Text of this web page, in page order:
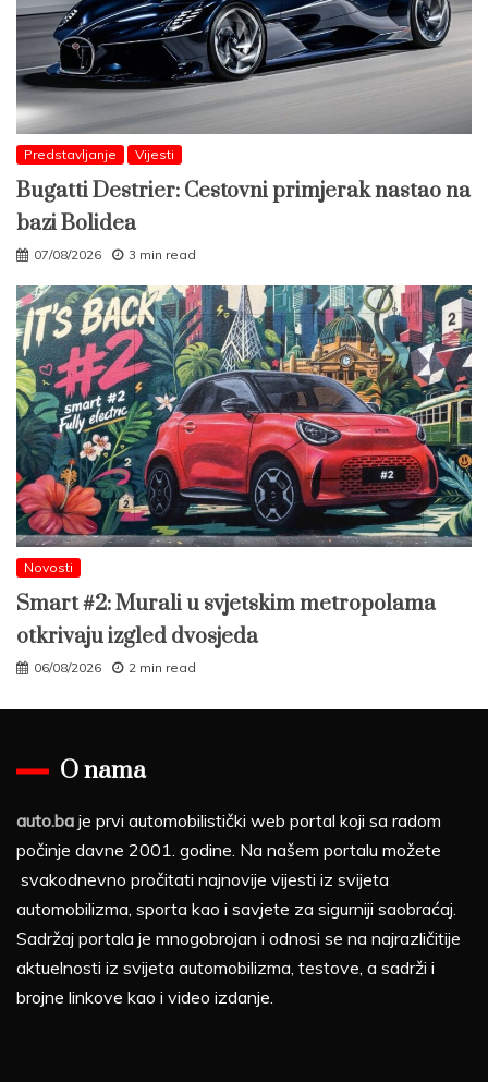
Predstavljanje Vijesti
Bugatti Destrier: Cestovni primjerak nastao na
bazi Bolidea
07/08/2026 3 min read
Novosti
Smart #2: Murali u svjetskim metropolama
otkrivaju izgled dvosjeda
06/08/2026 2 min read
O nama
auto.ba je prvi automobilistički web portal koji sa radom
počinje davne 2001. godine. Na našem portalu možete
svakodnevno pročitati najnovije vijesti iz svijeta
automobilizma, sporta kao i savjete za sigurniji saobraćaj.
Sadržaj portala je mnogobrojan i odnosi se na najrazličitije
aktuelnosti iz svijeta automobilizma, testove, a sadrži i
brojne linkove kao i video izdanje.